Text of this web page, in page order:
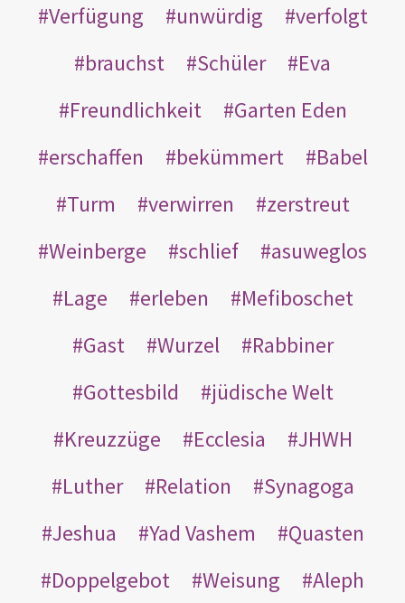
Verfügung unwürdig
verfolgt
brauchst
Schüler
Eva
Freundlichkeit
Garten Eden
erschaffen
bekümmert
Babel
Turm
verwirren
zerstreut
Weinberge
schlief
asuweglos
Lage
erleben
Mefiboschet
Gast
Wurzel
Rabbiner
Gottesbild
jüdische Welt
Kreuzzüge
Ecclesia
JHWH
Luther
Relation
Synagoga
Jeshua
Yad Vashem
Quasten
Doppelgebot
Weisung
Aleph